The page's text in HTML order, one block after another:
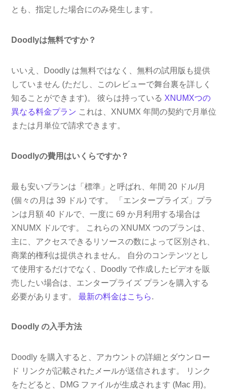
とも、指定した場合にのみ発生します。
Doodlyは無料ですか？
いいえ、Doodly は無料ではなく、無料の試用版も提供
していません (ただし、このレビューで舞台裏を詳しく
知ることができます)。 彼らは持っている XNUMXつの
異なる料金プラン これは、XNUMX 年間の契約で月単位
または月単位で請求できます。
Doodlyの費用はいくらですか？
最も安いプランは「標準」と呼ばれ、年間 20 ドル/月
(個々の月は 39 ドル) です。 「エンタープライズ」プラ
ンは月額 40 ドルで、一度に 69 か月利用する場合は
XNUMX ドルです。 これらの XNUMX つのプランは、
主に、アクセスできるリソースの数によって区別され、
商業的権利は提供されません。 自分のコンテンツとし
て使用するだけでなく、Doodly で作成したビデオを販
売したい場合は、エンタープライズ プランを購入する
必要があります。最新の料金はこちら.
Doodly の入手方法
Doodly を購入すると、アカウントの詳細とダウンロー
ド リンクが記載されたメールが送信されます。 リンク
をたどると、DMG ファイルが生成されます (Mac 用)。